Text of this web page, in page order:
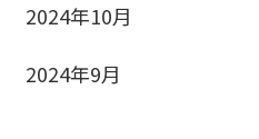
2024年10月
2024年9月